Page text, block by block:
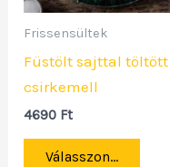
Frissensültek
Füstölt sajttal töltött
csirkemell
4690 Ft
Válasszon...